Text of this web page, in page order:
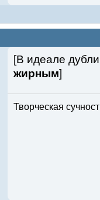
[В идеале
жирным]
Творческая